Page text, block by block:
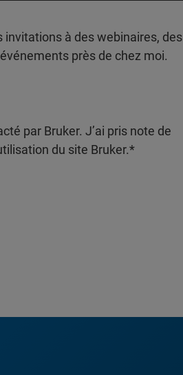
invitations à des webinaires, des
près de chez moi.
par Bruker. J’ai pris note de
du site Bruker.